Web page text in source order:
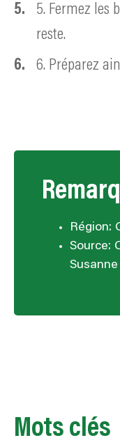
5. Fermez les
reste.
6. Préparez
Région:
Source:
Mots clés